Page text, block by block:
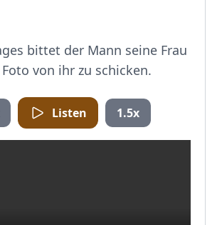
bittet der Mann seine Frau
von ihr zu schicken.
Listen 1.5x